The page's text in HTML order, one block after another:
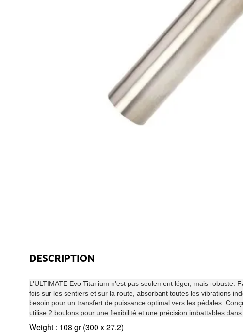
DESCRIPTION
L'ULTIMATE Evo Titanium n'est pas seulement léger, mais robuste.
fois sur les sentiers et sur la route, absorbant toutes les vibrations
besoin pour un transfert de puissance optimal vers les pédales.
utilise 2 boulons pour une flexibilité et une précision imbattables dans
Weight : 108 gr (300 x 27.2)